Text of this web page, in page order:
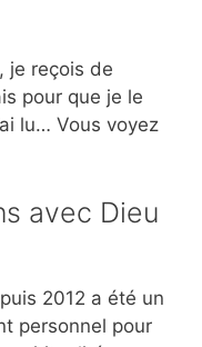
je reçois de
pour que je le
lu… Vous voyez
avec Dieu
2012 a été un
personnel pour